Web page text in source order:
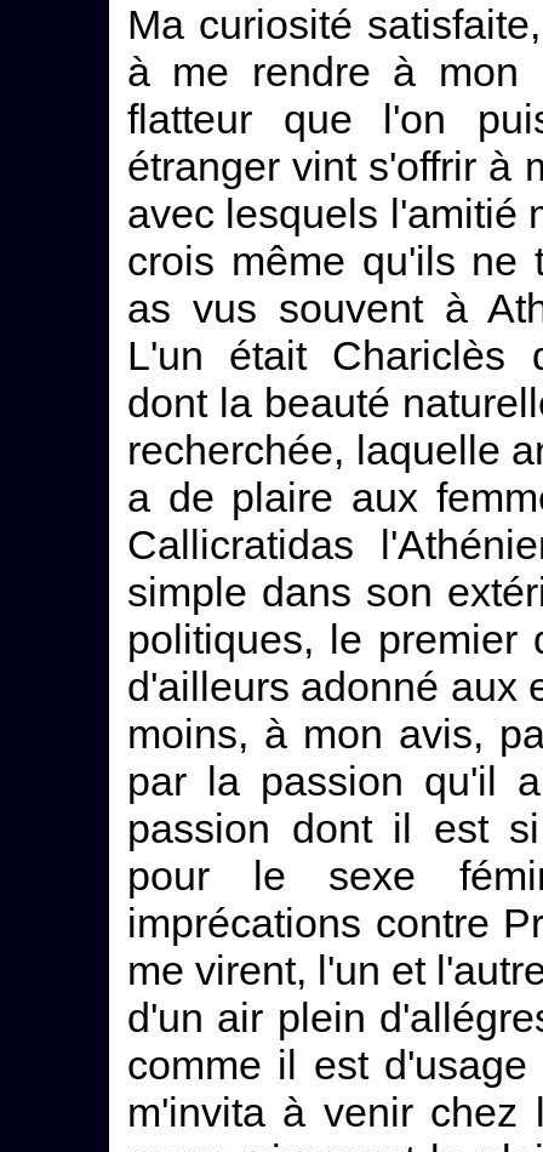
Ma curiosité
à me rendre à mon
flatteur que l'on
étranger vint s'offrir à
avec lesquels l'amitié
crois même qu'ils ne
as vus souvent à
L'un était Chariclès
dont la beauté
recherchée, laquelle
a de plaire aux
Callicratidas
simple dans son
politiques, le premier
d'ailleurs adonné aux
moins, à mon avis,
par la passion qu'il
passion dont il est
pour le sexe
imprécations contre
me virent, l'un et
d'un air plein
comme il est
m'invita à venir chez